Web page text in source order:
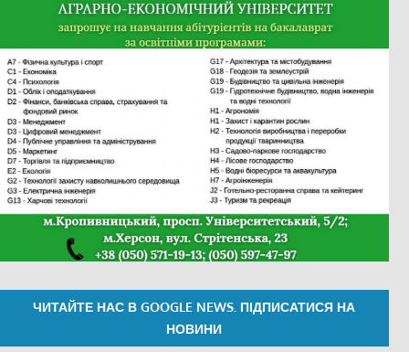
ЧИТАЙТЕ НАС В GOOGLE NEWS. ПІДПИСАТИСЯ НА
НОВИНИ